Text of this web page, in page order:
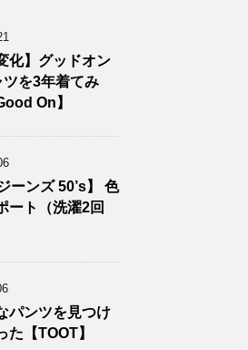
化】グッドオン
ツを3年着てみ
On】
ーンズ 50’s】 色
ート（洗濯2回
パンツを見つけ
た【TOOT】